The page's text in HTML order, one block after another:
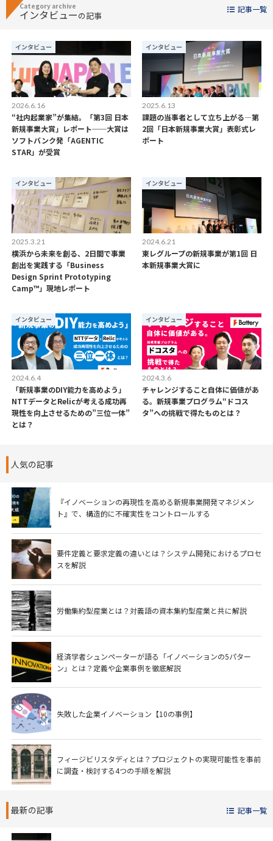
Category archive
インタビューの記事
記事一覧
インタビュー
2026.6.16
“社内起業家”が集結。「第3回 日本
新規事業大賞」レポート──大賞は
ソフトバンク発「AGENTIC
STAR」が受賞
インタビュー
2025.6.13
課題の当事者として立ち上がる―第
2回「日本新規事業大賞」表彰式レ
ポート
インタビュー
2025.3.21
横浜から未来を創る、2日間で事業
創出を実践する「Business
Design Sprint Prototyping
Camp™」現地レポート
インタビュー
2024.6.21
東レグループの新規事業が第1回 日
本新規事業大賞に
インタビュー
2024.6.4
「新規事業のDIY能力を高めよう」
NTTデータとRelicが考える成功再
現性を向上させるための”三位一体”
とは？
インタビュー
2024.3.6
チャレンジすること自体に価値があ
る。新規事業プログラム“ドコス
タ”への挑戦で得たものとは？
人気の記事
『イノベーションの再現性を高める新規事業開発マネジメン
ト』で、構造的に不確実性をコントロールする
要件定義と要求定義の違いとは？システム開発におけるプロセ
スを解説
労働集約型産業とは？対義語の資本集約型産業と共に解説
経済学者シュンペーターが語る「イノベーションの5パター
ン」とは？定義や企業事例を徹底解説
失敗した企業イノベーション【10の事例】
フィージビリスタディとは？プロジェクトの実現可能性を事前
に調査・検討する4つの手順を解説
最新の記事 記事一覧